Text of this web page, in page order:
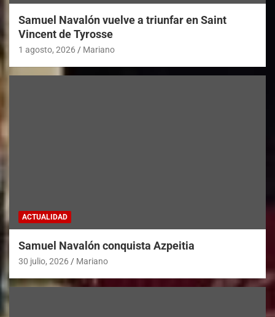
Samuel Navalón vuelve a triunfar en Saint
Vincent de Tyrosse
1 agosto, 2026 Mariano
ACTUALIDAD
Samuel Navalón conquista Azpeitia
30 julio, 2026 Mariano